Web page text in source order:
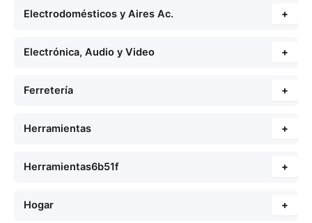
Electrodomésticos y Aires Ac. +
Electrónica, Audio y Video +
Ferretería +
Herramientas +
Herramientas6b51f +
Hogar +